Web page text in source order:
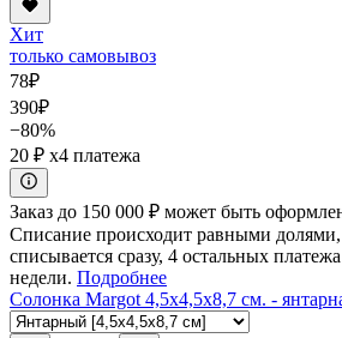
Хит
только самовывоз
78₽
390₽
−80%
20 ₽ x4 платежа
Заказ до 150 000 ₽ может быть
Списание происходит равными
списывается сразу, 4 остальных
недели. Подробнее
Солонка Margot 4,5x4,5x8,7 см. -